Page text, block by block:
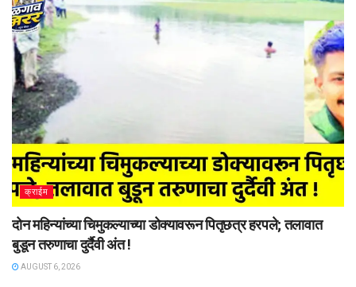
क्राईम
दोन महिन्यांच्या चिमुकल्याच्या डोक्यावरून पितृछत्र हरपले; तलावात
बुडून तरुणाचा दुर्दैवी अंत !
AUGUST 6, 2026